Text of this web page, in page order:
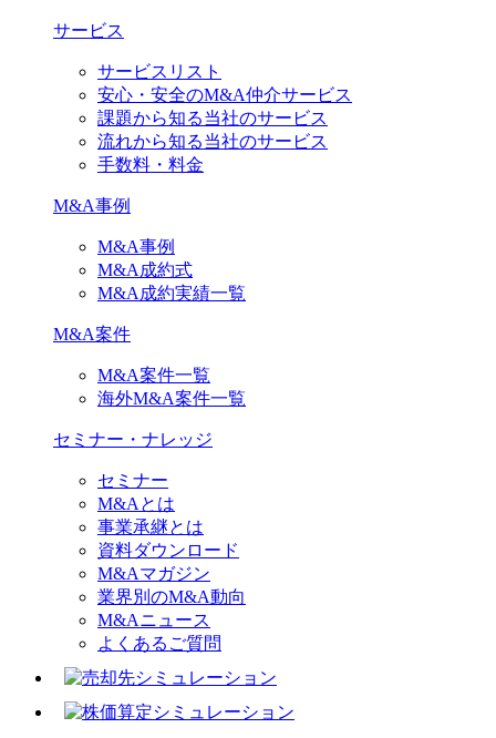
サービス
サービスリスト
安心・安全のM&A仲介サービス
課題から知る当社のサービス
流れから知る当社のサービス
手数料・料金
M&A事例
M&A事例
M&A成約式
M&A成約実績一覧
M&A案件
M&A案件一覧
海外M&A案件一覧
セミナー・ナレッジ
セミナー
M&Aとは
事業承継とは
資料ダウンロード
M&Aマガジン
業界別のM&A動向
M&Aニュース
よくあるご質問